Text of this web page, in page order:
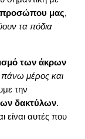
προσώπου μας,
τα πόδια
των άκρων
πάνω μέρος και
την
δακτύλων.
είναι αυτές που